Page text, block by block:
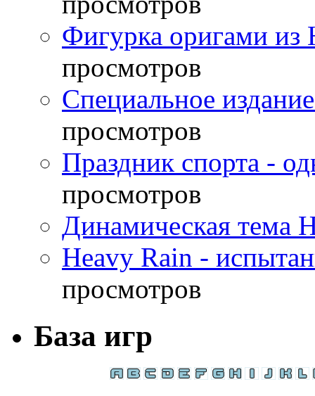
Фигурка оригами из
просмотров
Специальное
просмотров
Праздник спорта -
просмотров
Динамическая тема
Heavy Rain -
просмотров
База игр